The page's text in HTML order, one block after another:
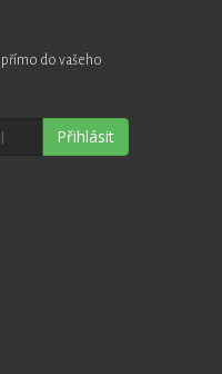
přímo do vašeho
Přihlásit